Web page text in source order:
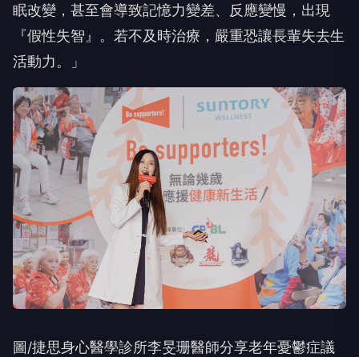
眠改變，甚至會導致記憶力變差、反應變慢，出現
『假性失智』。若不及時治療，嚴重恐讓長輩失去生
活動力。」
圖/捷思身心醫學診所李旻珊醫師分享老年憂鬱症議